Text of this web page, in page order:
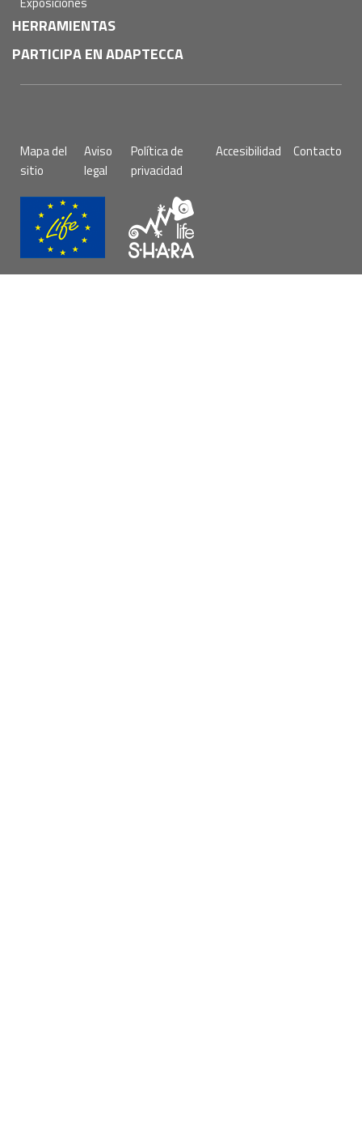
HERRAMIENTAS
PARTICIPA EN ADAPTECCA
de
página
Mapa del
sitio
Aviso
legal
Política de
privacidad
Accesibilidad Contacto